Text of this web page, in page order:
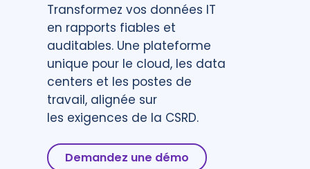
Transformez vos données IT
en rapports fiables et
auditables. Une plateforme
unique pour le cloud, les data
centers et les postes de
travail, alignée sur
les exigences de la CSRD.
Demandez une démo